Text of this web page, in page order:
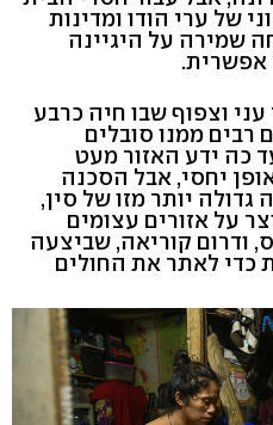
של ערי הודו ומדינות
שמירה על היגיינה
אפשרית.
וצפוף שבו חיה כרבע
רבים ממנו סובלים
כה ידע האזור מעט
יחסי, אבל הסכנה
יותר מזו של סין,
על אזורים עצומים
ודרום קוריאה, שביצעה
כדי לאתר את החולים